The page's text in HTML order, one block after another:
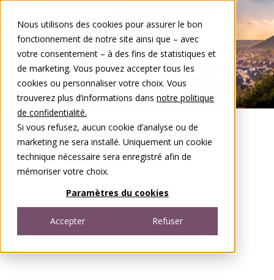
Nous utilisons des cookies pour assurer le bon
fonctionnement de notre site ainsi que – avec
votre consentement – à des fins de statistiques et
de marketing. Vous pouvez accepter tous les
cookies ou personnaliser votre choix. Vous
trouverez plus d’informations dans notre politique
de confidentialité.
Si vous refusez, aucun cookie d’analyse ou de
marketing ne sera installé. Uniquement un cookie
technique nécessaire sera enregistré afin de
mémoriser votre choix.
Paramètres du cookies
Accepter Refuser
DEFR
Open menu